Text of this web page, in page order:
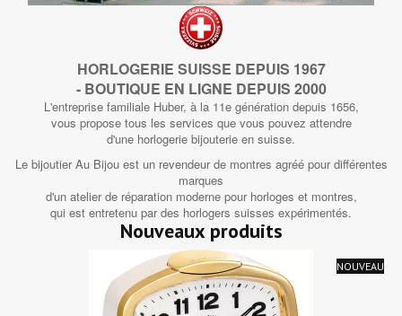
HORLOGERIE SUISSE DEPUIS 1967
- BOUTIQUE EN LIGNE DEPUIS 2000
L'entreprise familiale Huber, à la 11e génération depuis 1656,
vous propose tous les services que vous pouvez attendre
d'une horlogerie bijouterie en suisse.
Le bijoutier Au Bijou est un revendeur de montres agréé pour différentes
marques
d'un atelier de réparation moderne pour horloges et montres,
qui est entretenu par des horlogers suisses expérimentés.
Nouveaux produits
NOUVEAU